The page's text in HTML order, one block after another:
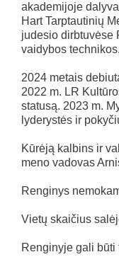
akademijoje
Hart Tarptautinių
judesio dirbtuvėse
vaidybos technikos.
2024 metais
2022 m. LR
statusą. 2023 m.
lyderystės ir
Kūrėją kalbins ir
meno vadovas
Renginys
Vietų skaičius
Renginyje gali būti